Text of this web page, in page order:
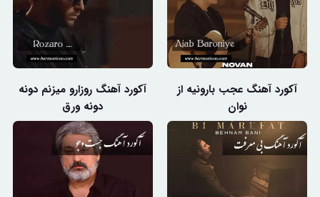
آکورد آهنگ عجب بارونیه از
نوان
آکورد آهنگ روزارو میزنم دونه
دونه ورق